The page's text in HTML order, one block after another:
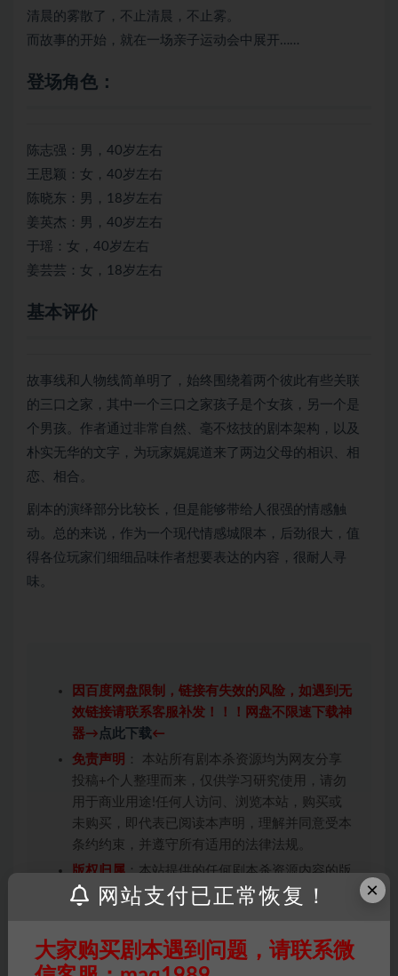
清晨的雾散了，不止清晨，不止雾。
而故事的开始，就在一场亲子运动会中展开……
登场角色：
陈志强：男，40岁左右
王思颖：女，40岁左右
陈晓东：男，18岁左右
姜英杰：男，40岁左右
于瑶：女，40岁左右
姜芸芸：女，18岁左右
基本评价
故事线和人物线简单明了，始终围绕着两个彼此有些关联
的三口之家，其中一个三口之家孩子是个女孩，另一个是
个男孩。作者通过非常自然、毫不炫技的剧本架构，以及
朴实无华的文字，为玩家娓娓道来了两边父母的相识、相
恋、相合。
剧本的演绎部分比较长，但是能够带给人很强的情感触
动。总的来说，作为一个现代情感城限本，后劲很大，值
得各位玩家们细细品味作者想要表达的内容，很耐人寻
味。
因百度网盘限制，链接有失效的风险，如遇到无
效链接请联系客服补发！！！网盘不限速下载神
器→ 点此下载←
免责声明 ： 本站所有剧本杀资源均为网友分享
投稿+个人整理而来，仅供学习研究使用，请勿
用于商业用途!任何人访问、浏览本站，购买或
未购买，即代表已阅读本声明，理解并同意受本
条约约束，并遵守所有适用的法律法规。
版权归属：本站提供的任何剧本杀资源内容的版
权均属于机关版权或权利人。如有侵权，请发邮
会在三天内下架相关剧本攻略。
×
网站支付已正常恢复！
大家购买剧本遇到问题，请联系微